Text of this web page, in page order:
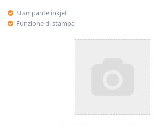
Stampante inkjet
Funzione di stampa